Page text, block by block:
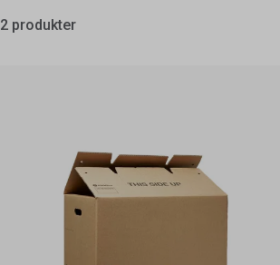
2 produkter